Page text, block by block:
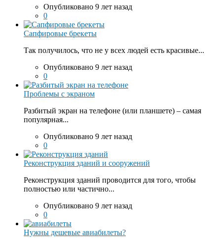
Опубликовано 9 лет назад
0
Сапфировые брекеты
Так получилось, что не у всех людей есть красивые...
Опубликовано 9 лет назад
0
Проблемы с экраном
Разбитый экран на телефоне (или планшете) – самая
популярная...
Опубликовано 9 лет назад
0
Реконструкция зданий и сооружений
Реконструкция зданий проводится для того, чтобы
полностью или частично...
Опубликовано 9 лет назад
0
Нужны дешевые авиабилеты?